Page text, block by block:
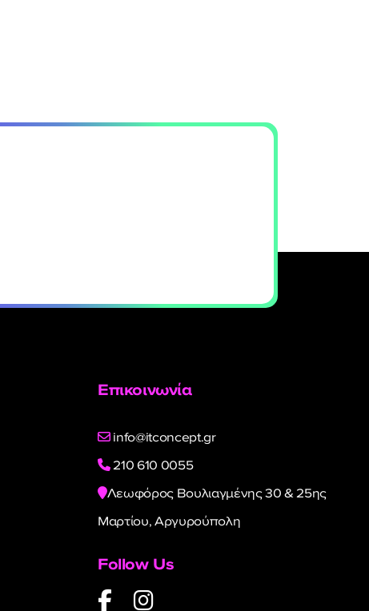
Επικοινωνία
info@itconcept.gr
210 610 0055
Λεωφόρος Βουλιαγμένης 30 & 25ης
Μαρτίου, Αργυρούπολη
Follow Us